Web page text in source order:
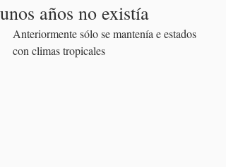
unos años no existía
Anteriormente sólo se mantenía e estados
con climas tropicales